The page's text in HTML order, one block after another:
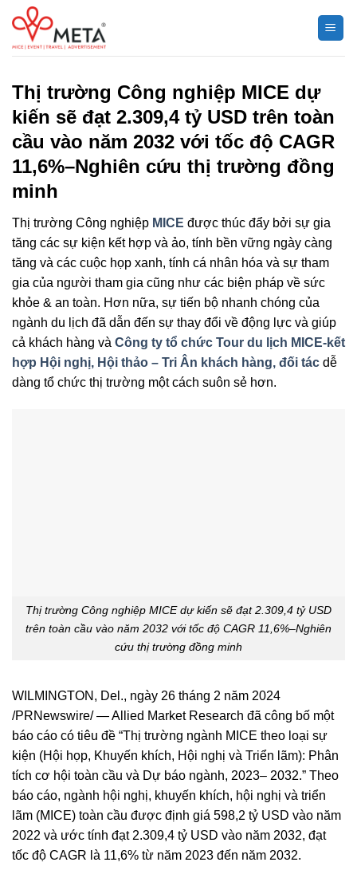
Chuyển
đến
nội
Thị trường Công nghiệp MICE dự
kiến ​​sẽ đạt 2.309,4 tỷ USD trên toàn
cầu vào năm 2032 với tốc độ CAGR
11,6%–Nghiên cứu thị trường đồng
minh
Thị trường Công nghiệp MICE được thúc đẩy bởi sự gia
tăng các sự kiện kết hợp và ảo, tính bền vững ngày càng
tăng và các cuộc họp xanh, tính cá nhân hóa và sự tham
gia của người tham gia cũng như các biện pháp về sức
khỏe & an toàn. Hơn nữa, sự tiến bộ nhanh chóng của
ngành du lịch đã dẫn đến sự thay đổi về động lực và giúp
cả khách hàng và Công ty tổ chức Tour du lịch MICE-kết
hợp Hội nghị, Hội thảo – Tri Ân khách hàng, đối tác dễ
dàng tổ chức thị trường một cách suôn sẻ hơn.
Thị trường Công nghiệp MICE dự kiến ​​sẽ đạt 2.309,4 tỷ USD
trên toàn cầu vào năm 2032 với tốc độ CAGR 11,6%–Nghiên
cứu thị trường đồng minh
WILMINGTON, Del., ngày 26 tháng 2 năm 2024
/PRNewswire/ — Allied Market Research đã công bố một
báo cáo có tiêu đề “Thị trường ngành MICE theo loại sự
kiện (Hội họp, Khuyến khích, Hội nghị và Triển lãm): Phân
tích cơ hội toàn cầu và Dự báo ngành, 2023– 2032.” Theo
báo cáo, ngành hội nghị, khuyến khích, hội nghị và triển
lãm (MICE) toàn cầu được định giá 598,2 tỷ USD vào năm
2022 và ước tính đạt 2.309,4 tỷ USD vào năm 2032, đạt
tốc độ CAGR là 11,6% từ năm 2023 đến năm 2032.